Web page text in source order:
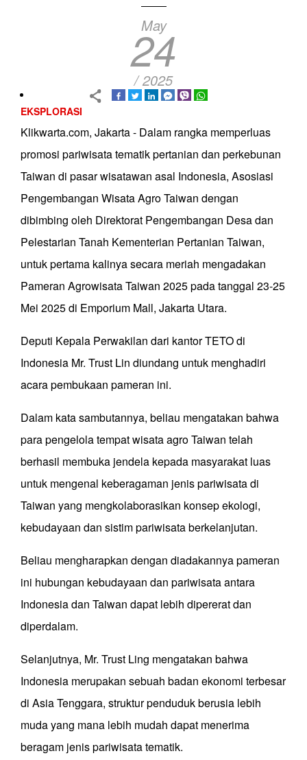
May
24
/ 2025
EKSPLORASI
Klikwarta.com, Jakarta - Dalam rangka memperluas
promosi pariwisata tematik pertanian dan perkebunan
Taiwan di pasar wisatawan asal Indonesia, Asosiasi
Pengembangan Wisata Agro Taiwan dengan
dibimbing oleh Direktorat Pengembangan Desa dan
Pelestarian Tanah Kementerian Pertanian Taiwan,
untuk pertama kalinya secara meriah mengadakan
Pameran Agrowisata Taiwan 2025 pada tanggal 23-25
Mei 2025 di Emporium Mall, Jakarta Utara.
Deputi Kepala Perwakilan dari kantor TETO di
Indonesia Mr. Trust Lin diundang untuk menghadiri
acara pembukaan pameran ini.
Dalam kata sambutannya, beliau mengatakan bahwa
para pengelola tempat wisata agro Taiwan telah
berhasil membuka jendela kepada masyarakat luas
untuk mengenal keberagaman jenis pariwisata di
Taiwan yang mengkolaborasikan konsep ekologi,
kebudayaan dan sistim pariwisata berkelanjutan.
Beliau mengharapkan dengan diadakannya pameran
ini hubungan kebudayaan dan pariwisata antara
Indonesia dan Taiwan dapat lebih dipererat dan
diperdalam.
Selanjutnya, Mr. Trust Ling mengatakan bahwa
Indonesia merupakan sebuah badan ekonomi terbesar
di Asia Tenggara, struktur penduduk berusia lebih
muda yang mana lebih mudah dapat menerima
beragam jenis pariwisata tematik.